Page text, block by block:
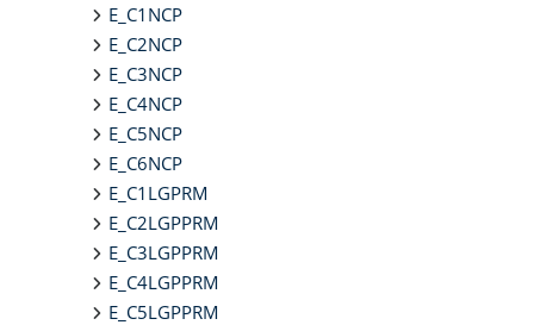
E_C1NCP
E_C2NCP
E_C3NCP
E_C4NCP
E_C5NCP
E_C6NCP
E_C1LGPRM
E_C2LGPPRM
E_C3LGPPRM
E_C4LGPPRM
E_C5LGPPRM